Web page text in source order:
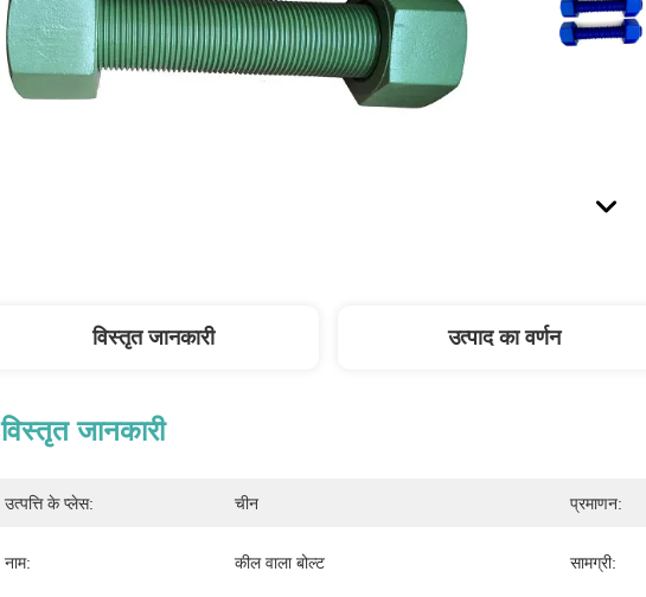
विस्तृत जानकारी उत्पाद का वर्णन
विस्तृत जानकारी
उत्पत्ति के प्लेस: चीन प्रमाणन:
नाम: कील वाला बोल्ट सामग्री: